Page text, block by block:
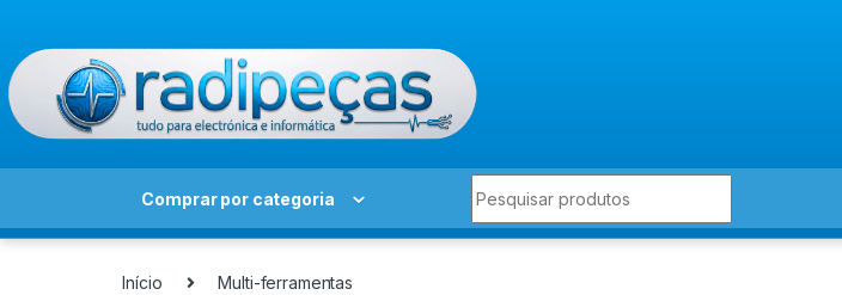
Comprar por categoria
Início Multi-ferramentas